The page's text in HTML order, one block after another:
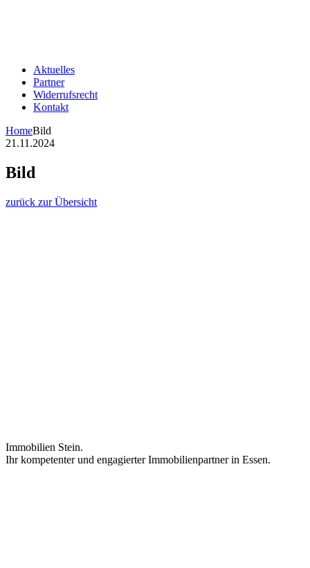
Aktuelles
Partner
Widerrufsrecht
Kontakt
HomeBild
21.11.2024
Bild
zurück zur Übersicht
Immobilien Stein.
Ihr kompetenter und engagierter Immobilienpartner in Essen.